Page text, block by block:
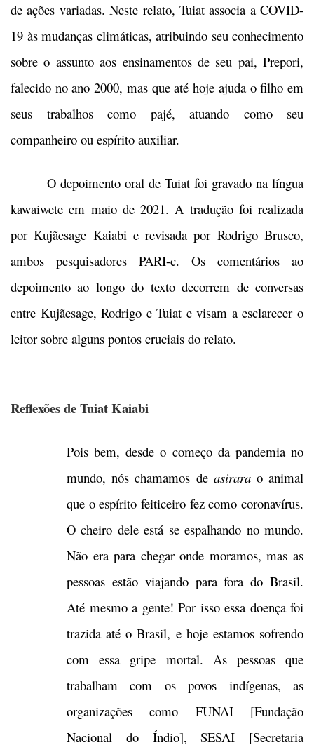
de ações variadas. Neste relato, Tuiat associa a COVID-
19 às mudanças climáticas, atribuindo seu conhecimento
sobre o assunto aos ensinamentos de seu pai, Prepori,
falecido no ano 2000, mas que até hoje ajuda o filho em
seus trabalhos como pajé, atuando como seu
companheiro ou espírito auxiliar.
O depoimento oral de Tuiat foi gravado na língua
kawaiwete em maio de 2021. A tradução foi realizada
por Kujãesage Kaiabi e revisada por Rodrigo Brusco,
ambos pesquisadores PARI-c. Os comentários ao
depoimento ao longo do texto decorrem de conversas
entre Kujãesage, Rodrigo e Tuiat e visam a esclarecer o
leitor sobre alguns pontos cruciais do relato.
Reflexões de Tuiat Kaiabi
Pois bem, desde o começo da pandemia no
mundo, nós chamamos de asirarao animal
que o espírito feiticeiro fez como coronavírus.
O cheiro dele está se espalhando no mundo.
Não era para chegar onde moramos, mas as
pessoas estão viajando para fora do Brasil.
Até mesmo a gente! Por isso essa doença foi
trazida até o Brasil, e hoje estamos sofrendo
com essa gripe mortal. As pessoas que
trabalham com os povos indígenas, as
organizações como FUNAI [Fundação
Nacional do Índio], SESAI [Secretaria